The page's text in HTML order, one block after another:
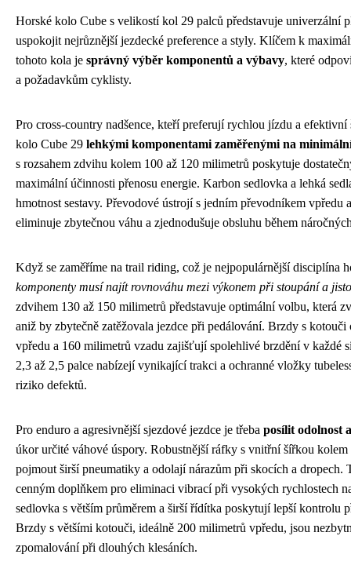
Horské kolo Cube s velikostí kol 29 palců představuje univerzální
uspokojit nejrůznější jezdecké preference a styly. Klíčem k
tohoto kola je správný výběr komponentů a výbavy, které
a požadavkům cyklisty.
Pro cross-country nadšence, kteří preferují rychlou jízdu a
kolo Cube 29 lehkými komponentami zaměřenými na
s rozsahem zdvihu kolem 100 až 120 milimetrů poskytuje
maximální účinnosti přenosu energie. Karbon sedlovka a lehká
hmotnost sestavy. Převodové ústrojí s jedním převodníkem vpředu
eliminuje zbytečnou váhu a zjednodušuje obsluhu během
Když se zaměříme na trail riding, což je nejpopulárnější disciplína
komponenty musí najít rovnováhu mezi výkonem při stoupání a
zdvihem 130 až 150 milimetrů představuje optimální volbu, která
aniž by zbytečně zatěžovala jezdce při pedálování. Brzdy s
vpředu a 160 milimetrů vzadu zajišťují spolehlivé brzdění v každé
2,3 až 2,5 palce nabízejí vynikající trakci a ochranné vložky
riziko defektů.
Pro enduro a agresivnější sjezdové jezdce je třeba posílit odolnost
úkor určité váhové úspory. Robustnější ráfky s vnitřní šířkou
pojmout širší pneumatiky a odolají nárazům při skocích a dropech.
cenným doplňkem pro eliminaci vibrací při vysokých rychlostech
sedlovka s větším průměrem a širší řídítka poskytují lepší kontrolu
Brzdy s většími kotouči, ideálně 200 milimetrů vpředu, jsou
zpomalování při dlouhých klesáních.